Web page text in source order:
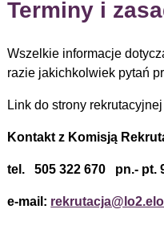
Terminy i
Wszelkie informacje
razie jakichkolwiek pytań
Link do strony rekrutacyjnej
Kontakt z Komisją
tel. 505 322 670 pn.- pt.
e-mail: